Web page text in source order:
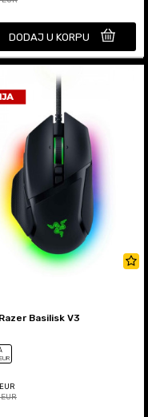
DODAJ U KORPU
Basilisk V3
EUR
EUR
EUR